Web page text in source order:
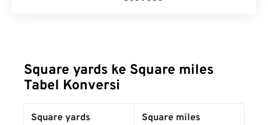
Square yards ke Square miles
Tabel Konversi
Square yards Square miles